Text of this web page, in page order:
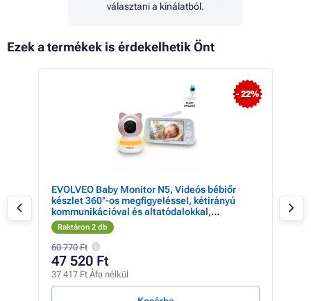
választani a kínálatból.
Ezek a termékek is érdekelhetik Önt
- 22%
EVOLVEO Baby Monitor N5, Videós bébiőr
készlet 360°-os megfigyeléssel, kétirányú
kommunikációval és altatódalokkal,
rózsaszínű
Raktáron 2 db
60 770 Ft
47 520 Ft
37 417 Ft Áfa nélkül